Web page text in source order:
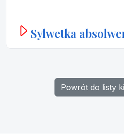
Sylwetka
Powrót do listy